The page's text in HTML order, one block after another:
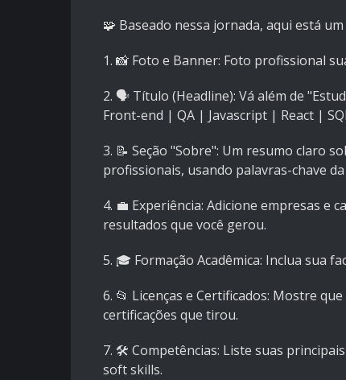
🧩 Baseado nessa jornada, aqui está
1. 📸 Foto e Banner: Foto profissional
2. 🗣️ Título (Headline): Vá além de
Front-end | QA | Javascript | React |
3. 📝 Seção "Sobre": Um resumo claro
profissionais, usando palavras-chave
4. 💼 Experiência: Adicione empresas e
resultados que você gerou.
5. 🎓 Formação Acadêmica: Inclua sua
6. 📂 Licenças e Certificados: Mostre
certificações que tirou.
7. 🛠️ Competências: Liste suas
soft skills.